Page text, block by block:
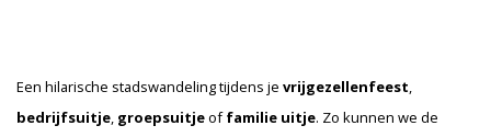
Een hilarische stadswandeling tijdens je vrijgezellenfeest,
bedrijfsuitje, groepsuitjeoffamilie uitje. Zo kunnen we de